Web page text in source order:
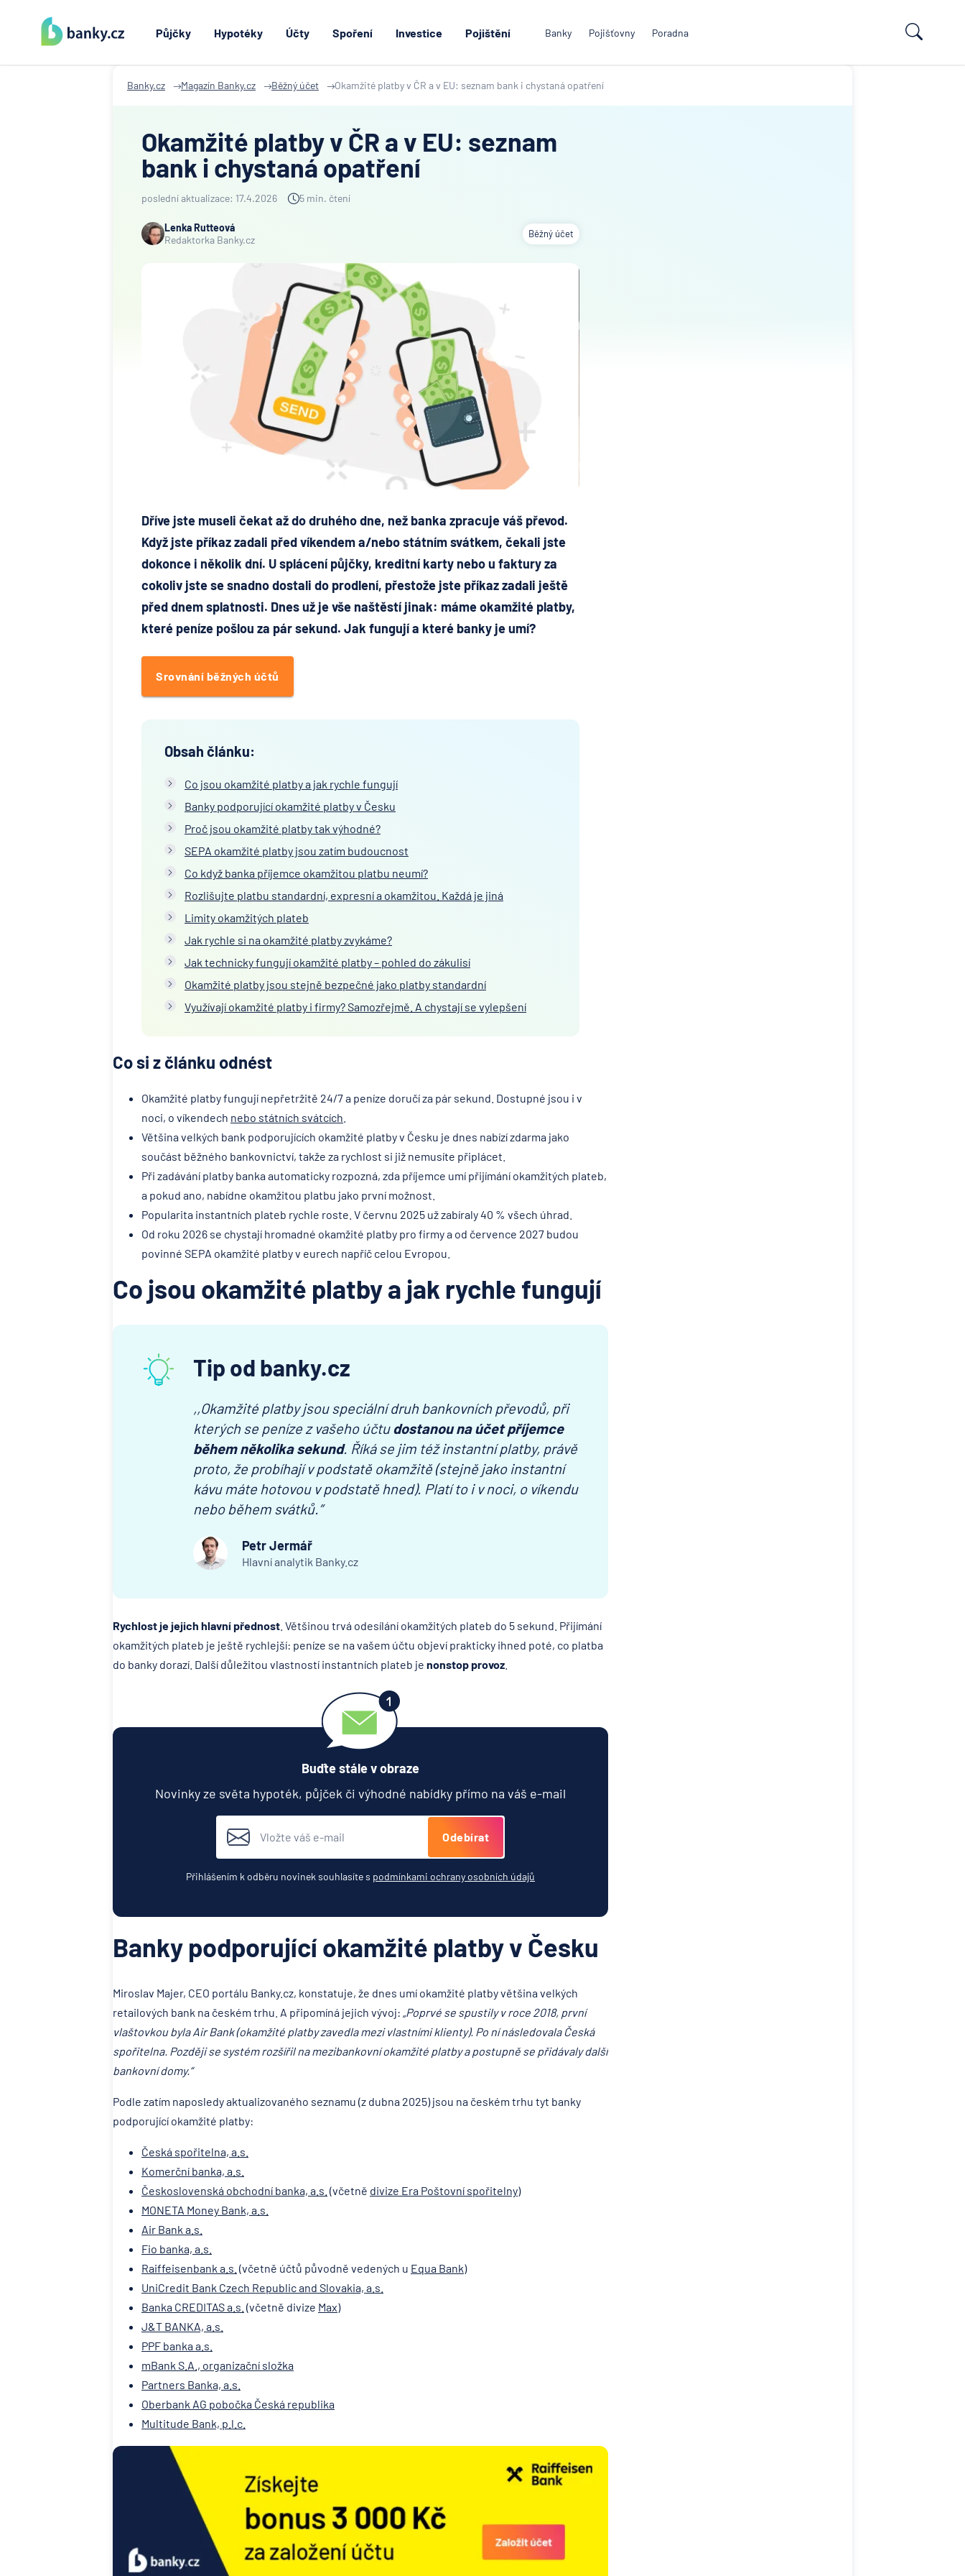
Půjčky Hypotéky Účty Spoření Investice Pojištění Banky Pojišťovny Poradna
Banky.cz Magazín Banky.cz Běžný účet Okamžité platby v ČR a v EU: seznam bank i chystaná opatření
Okamžité platby v ČR a v EU: seznam
bank i chystaná opatření
poslední aktualizace: 17.4.2026 5 min. čtení
Lenka Rutteová
Redaktorka Banky.cz
Běžný účet
Dříve jste museli čekat až do druhého dne, než banka zpracuje váš převod.
Když jste příkaz zadali před víkendem a/nebo státním svátkem, čekali jste
dokonce i několik dní. U splácení půjčky, kreditní karty nebo u faktury za
cokoliv jste se snadno dostali do prodlení, přestože jste příkaz zadali ještě
před dnem splatnosti. Dnes už je vše naštěstí jinak: mámeokamžité platby,
které peníze pošlou za pár sekund. Jak fungují a které banky je umí?
Srovnání běžných účtů
Obsah článku:
Co jsou okamžité platby a jak rychle fungují
Banky podporující okamžité platby v Česku
Proč jsou okamžité platby tak výhodné?
SEPA okamžité platby jsou zatím budoucnost
Co když banka příjemce okamžitou platbu neumí?
Rozlišujte platbu standardní, expresní a okamžitou. Každá je jiná
Limity okamžitých plateb
Jak rychle si na okamžité platby zvykáme?
Jak technicky fungují okamžité platby – pohled do zákulisí
Okamžité platby jsou stejně bezpečné jako platby standardní
Využívají okamžité platby i firmy? Samozřejmě. A chystají se vylepšení
Co si z článku odnést
Okamžité platby fungují nepřetržitě 24/7 a peníze doručí za pár sekund. Dostupné jsou i v
noci, o víkendech nebo státních svátcích
Většina velkých bank podporujících okamžité platby v Česku je dnes nabízí zdarma jako
součást běžného bankovnictví, takže za rychlost si již nemusíte připlácet.
Při zadávání platby banka automaticky rozpozná, zda příjemce umí přijímání okamžitých plateb,
a pokud ano, nabídne okamžitou platbu jako první možnost.
Popularita instantních plateb rychle roste. V červnu 2025 už zabíraly 40 % všech úhrad.
Od roku 2026 se chystají hromadné okamžité platby pro firmy a od července 2027 budou
povinné SEPA okamžité platby v eurech napříč celou Evropou.
Co jsou okamžité platby a jak rychle fungují
Tip od banky.cz
,,Okamžité platby jsou speciální druh bankovních převodů, při
kterých se peníze z vašeho účtudostanou na účet příjemce
během několika sekund. Říká se jim též instantní platby, právě
proto, že probíhají v podstatě okamžitě (stejně jako instantní
kávu máte hotovou v podstatě hned). Platí to i v noci, o víkendu
nebo během svátků.”
Petr Jermář
Hlavní analytik Banky.cz
Rychlost je jejich hlavní přednost . Většinou trvá odesílání okamžitých plateb do 5 sekund. Přijímání
okamžitých plateb je ještě rychlejší: peníze se na vašem účtu objeví prakticky ihned poté, co platba
do banky dorazí. Další důležitou vlastností instantních plateb je nonstop provoz
Buďte stále v obraze
Novinky ze světa hypoték, půjček či výhodné nabídky přímo na váš e-mail
Odebírat
Přihlášením k odběru novinek souhlasíte s podmínkami ochrany osobních údajů
Banky podporující okamžité platby v Česku
Miroslav Majer, CEO portálu Banky.cz, konstatuje, že dnes umí okamžité platby většina velkých
retailových bank na českém trhu. A připomíná jejich vývoj: „Poprvé se spustily v roce 2018, první
vlaštovkou byla Air Bank (okamžité platby zavedla mezi vlastními klienty). Po ní následovala Česká
spořitelna. Později se systém rozšířil na mezibankovní okamžité platby a postupně se přidávaly další
bankovní domy.“
Podle zatím naposledy aktualizovaného seznamu (z dubna 2025) jsou na českém trhu tyt banky
podporující okamžité platby:
Česká spořitelna, a.s.
Komerční banka, a.s.
Československá obchodní banka, a.s. (včetně divize Era Poštovní spořitelny)
MONETA Money Bank, a.s.
Air Bank a.s.
Fio banka, a.s.
Raiffeisenbank a.s. (včetně účtů původně vedených u Equa Bank)
UniCredit Bank Czech Republic and Slovakia, a.s.
Banka CREDITAS a.s. (včetně divize Max)
J&T BANKA, a.s.
PPF banka a.s.
mBank S.A., organizační složka
Partners Banka, a.s.
Oberbank AG pobočka Česká republika
Multitude Bank, p.l.c.